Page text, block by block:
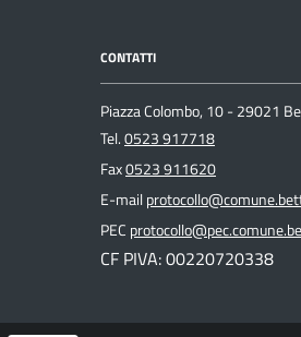
CONTATTI
Piazza Colombo, 10 - 29021
Tel.0523 917718
Fax0523 911620
E-mail
PEC
CF PIVA: 00220720338